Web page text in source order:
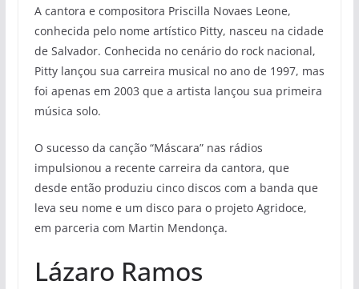
A cantora e compositora Priscilla Novaes Leone,
conhecida pelo nome artístico Pitty, nasceu na cidade
de Salvador. Conhecida no cenário do rock nacional,
Pitty lançou sua carreira musical no ano de 1997, mas
foi apenas em 2003 que a artista lançou sua primeira
música solo.
O sucesso da canção “Máscara” nas rádios
impulsionou a recente carreira da cantora, que
desde então produziu cinco discos com a banda que
leva seu nome e um disco para o projeto Agridoce,
em parceria com Martin Mendonça.
Lázaro Ramos